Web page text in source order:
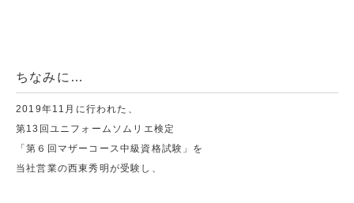
ちなみに…
2019年11月に行われた、
第13回ユニフォームソムリエ検定
「第６回マザーコース中級資格試験」を
当社営業の西東秀明が受験し、